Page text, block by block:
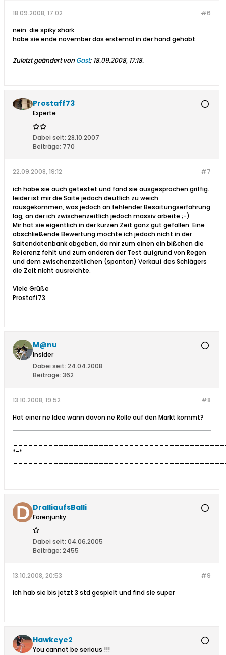
#6
18.09.2008, 17:02
nein. die spiky shark.
habe sie ende november das erstemal in der hand gehabt.
Zuletzt geändert von Gast; 18.09.2008, 17:18.
Prostaff73
Experte
Dabei seit: 28.10.2007
Beiträge: 770
#7
22.09.2008, 19:12
ich habe sie auch getestet und fand sie ausgesprochen griffig.
leider ist mir die Saite jedoch deutlich zu weich
rausgekommen, was jedoch an fehlender Besaitungserfahrung
lag, an der ich zwischenzeitlich jedoch massiv arbeite ;-)
Mir hat sie eigentlich in der kurzen Zeit ganz gut gefallen. Eine
abschließende Bewertung möchte ich jedoch nicht in der
Saitendatenbank abgeben, da mir zum einen ein bißchen die
Referenz fehlt und zum anderen der Test aufgrund von Regen
und dem zwischenzeitlichen (spontan) Verkauf des Schlägers
die Zeit nicht ausreichte.
Viele Grüße
Prostaff73
M@nu
Insider
Dabei seit: 24.04.2008
Beiträge: 362
#8
13.10.2008, 19:52
Hat einer ne Idee wann davon ne Rolle auf den Markt kommt?
*-*
DralliaufsBalli
Forenjunky
Dabei seit: 04.06.2005
Beiträge: 2455
#9
13.10.2008, 20:53
ich hab sie bis jetzt 3 std gespielt und find sie super
Hawkeye2
You cannot be serious !!!